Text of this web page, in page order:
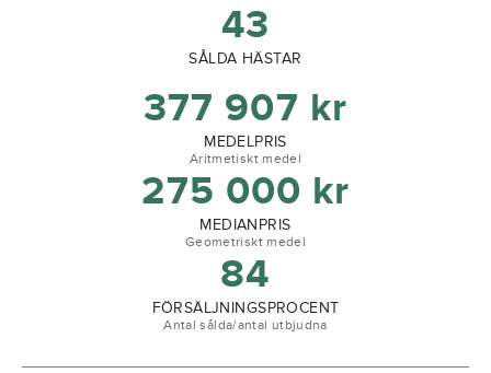
43
SÅLDA HÄSTAR
377 907 kr
MEDELPRIS
Aritmetiskt medel
275 000 kr
MEDIANPRIS
Geometriskt medel
84
FÖRSÄLJNINGSPROCENT
Antal sålda/antal utbjudna